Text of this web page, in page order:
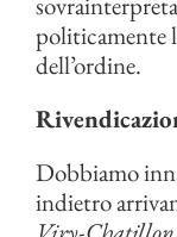
politicamente
dell’ordine.
Dobbiamo
indietro